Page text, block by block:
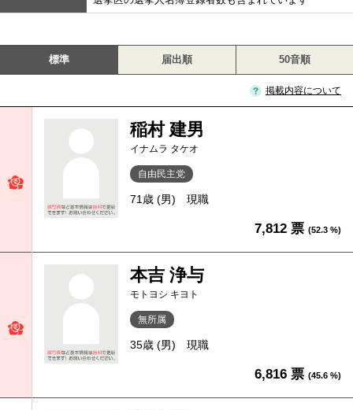
標準 届出順 50音順
掲載内容について
稲村 建男
イナムラ タケオ
自由民主党
71歳 (男) 現職
7,812 票 (52.3 %)
本吉 浄与
モトヨシ キヨト
無所属
35歳 (男) 現職
6,816 票 (45.6 %)